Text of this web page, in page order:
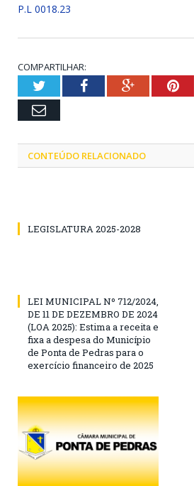
P.L 0018.23
COMPARTILHAR:
TwitterFacebookGoogle+
Email
CONTEÚDO RELACIONADO
LEGISLATURA 2025-2028
LEI MUNICIPAL Nº 712/2024,
DE 11 DE DEZEMBRO DE 2024
(LOA 2025): Estima a receita e
fixa a despesa do Município
de Ponta de Pedras para o
exercício financeiro de 2025